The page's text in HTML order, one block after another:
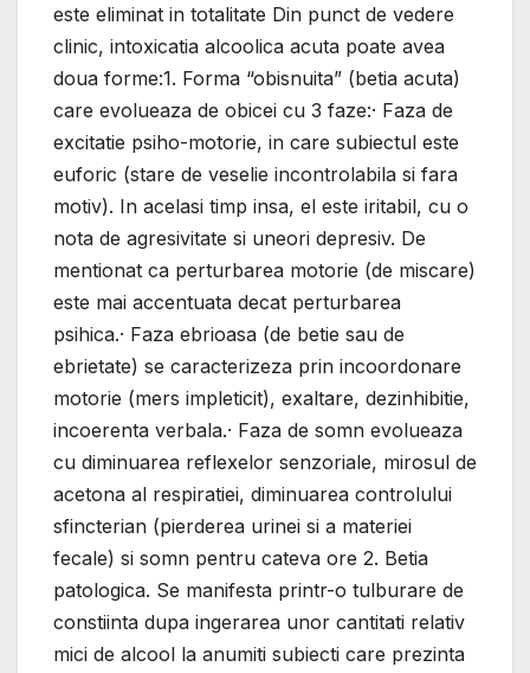
este eliminat in totalitate Din punct de vedere
clinic, intoxicatia alcoolica acuta poate avea
doua forme:1. Forma “obisnuita” (betia acuta)
care evolueaza de obicei cu 3 faze:· Faza de
excitatie psiho-motorie, in care subiectul este
euforic (stare de veselie incontrolabila si fara
motiv). In acelasi timp insa, el este iritabil, cu o
nota de agresivitate si uneori depresiv. De
mentionat ca perturbarea motorie (de miscare)
este mai accentuata decat perturbarea
psihica.· Faza ebrioasa (de betie sau de
ebrietate) se caracterizeza prin incoordonare
motorie (mers impleticit), exaltare, dezinhibitie,
incoerenta verbala.· Faza de somn evolueaza
cu diminuarea reflexelor senzoriale, mirosul de
acetona al respiratiei, diminuarea controlului
sfincterian (pierderea urinei si a materiei
fecale) si somn pentru cateva ore 2. Betia
patologica. Se manifesta printr-o tulburare de
constiinta dupa ingerarea unor cantitati relativ
mici de alcool la anumiti subiecti care prezinta